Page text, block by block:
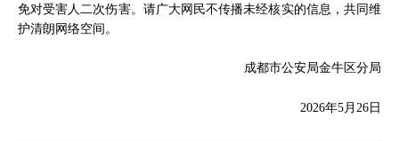
免对受害人二次伤害。请广大网民不传播未经核实的信息，共同维
护清朗网络空间。
成都市公安局金牛区分局
2026年5月26日